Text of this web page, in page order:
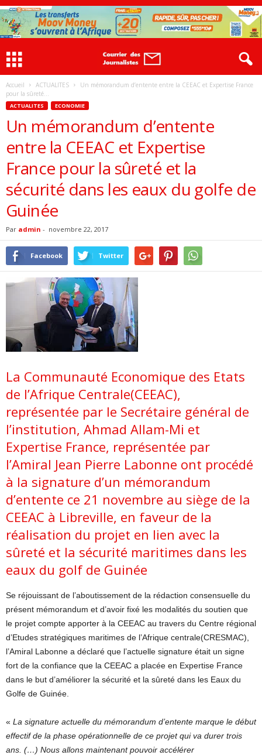
Accueil ACTUALITES
Un mémorandum d’entente entre la CEEAC et Expertise France
pour la sûreté...
ACTUALITES ECONOMIE
Un mémorandum d’entente
entre la CEEAC et Expertise
France pour la sûreté et la
sécurité dans les eaux du golfe de
Guinée
Par admin - novembre 22, 2017
Facebook Twitter
La Communauté Economique des Etats
de l’Afrique Centrale(CEEAC),
représentée par le Secrétaire général de
l’institution, Ahmad Allam-Mi et
Expertise France, représentée par
l’Amiral Jean Pierre Labonne ont procédé
à la signature d’un mémorandum
d’entente ce 21 novembre au siège de la
CEEAC à Libreville, en faveur de la
réalisation du projet en lien avec la
sûreté et la sécurité maritimes dans les
eaux du golf de Guinée
Se réjouissant de l’aboutissement de la rédaction consensuelle du
présent mémorandum et d’avoir fixé les modalités du soutien que
le projet compte apporter à la CEEAC au travers du Centre régional
d’Etudes stratégiques maritimes de l’Afrique centrale(CRESMAC),
l’Amiral Labonne a déclaré que l’actuelle signature était un signe
fort de la confiance que la CEEAC a placée en Expertise France
dans le but d’améliorer la sécurité et la sûreté dans les Eaux du
Golfe de Guinée.
« La signature actuelle du mémorandum d’entente marque le début
effectif de la phase opérationnelle de ce projet qui va durer trois
ans. (…) Nous allons maintenant pouvoir accélérer